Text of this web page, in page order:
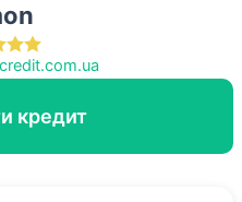
кредит